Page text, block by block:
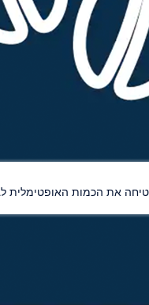
את הכמות האופטימלית